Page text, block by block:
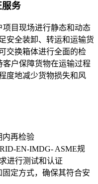
务
目现场进行静态和动态
安全装卸、转运和运输货
交换箱体进行全面的检
户保障货物在运输过程
度地减少货物损失和风
内再检验
EN-IMDG- ASME规
进行测试和认证
定方式，确保其符合安